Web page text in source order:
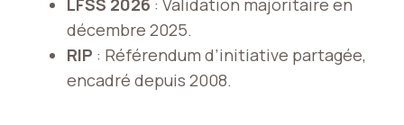
LFSS 2026 : Validation majoritaire en
décembre 2025.
RIP : Référendum d’initiative partagée,
encadré depuis 2008.